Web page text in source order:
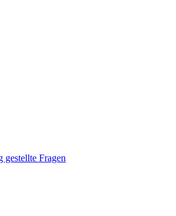
gestellte Fragen